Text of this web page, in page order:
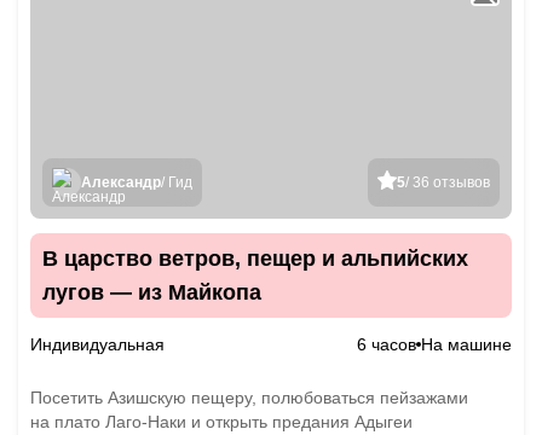
5/ 36 отзывов
Александр/ Гид
В царство ветров, пещер и альпийских
лугов — из Майкопа
Индивидуальная 6 часов На машине
Посетить Азишскую пещеру, полюбоваться пейзажами
на плато Лаго-Наки и открыть предания Адыгеи